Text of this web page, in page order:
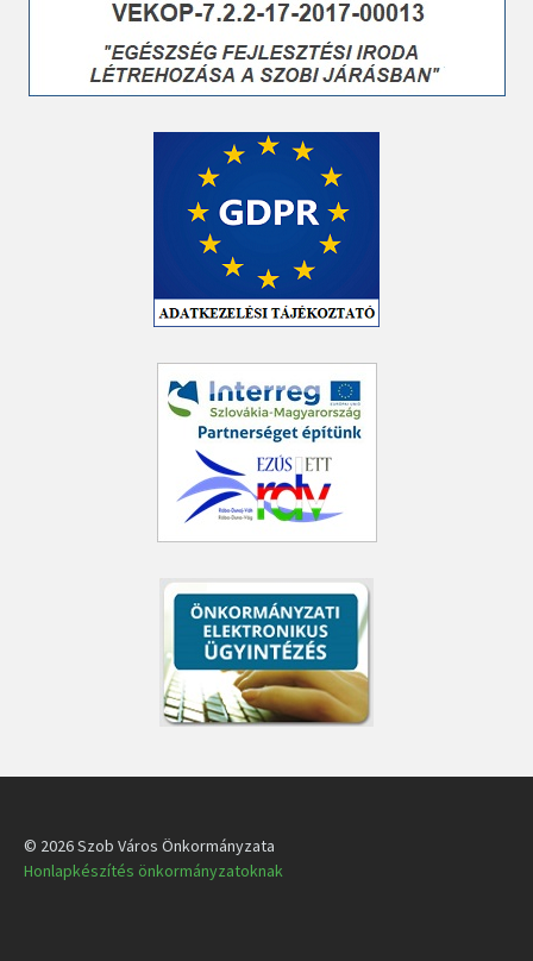
© 2026 Szob Város Önkormányzata
Honlapkészítés önkormányzatoknak